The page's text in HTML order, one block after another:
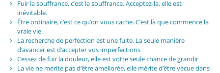
Fuir la souffrance, c’est la souffrance. Acceptez-la, elle est
inévitable.
Être ordinaire, c’est ce qu’on vous cache. C’est là que commence la
vraie vie.
La recherche de perfection est une fuite. La seule manière
d’avancer est d’accepter vos imperfections
Cessez de fuir la douleur, elle est votre seule chance de grandir
La vie ne mérite pas d’être améliorée, elle mérite d’être vécue dans